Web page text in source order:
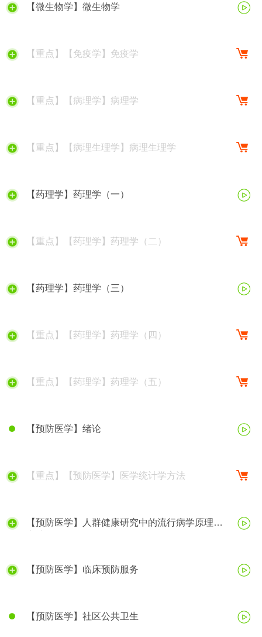
【微生物学】微生物学
【重点】【免疫学】免疫学
【重点】【病理学】病理学
【重点】【病理生理学】病理生理学
【药理学】药理学（一）
【重点】【药理学】药理学（二）
【药理学】药理学（三）
【重点】【药理学】药理学（四）
【重点】【药理学】药理学（五）
【预防医学】绪论
【重点】【预防医学】医学统计学方法
【预防医学】人群健康研究中的流行病学原理与
【预防医学】临床预防服务
【预防医学】社区公共卫生